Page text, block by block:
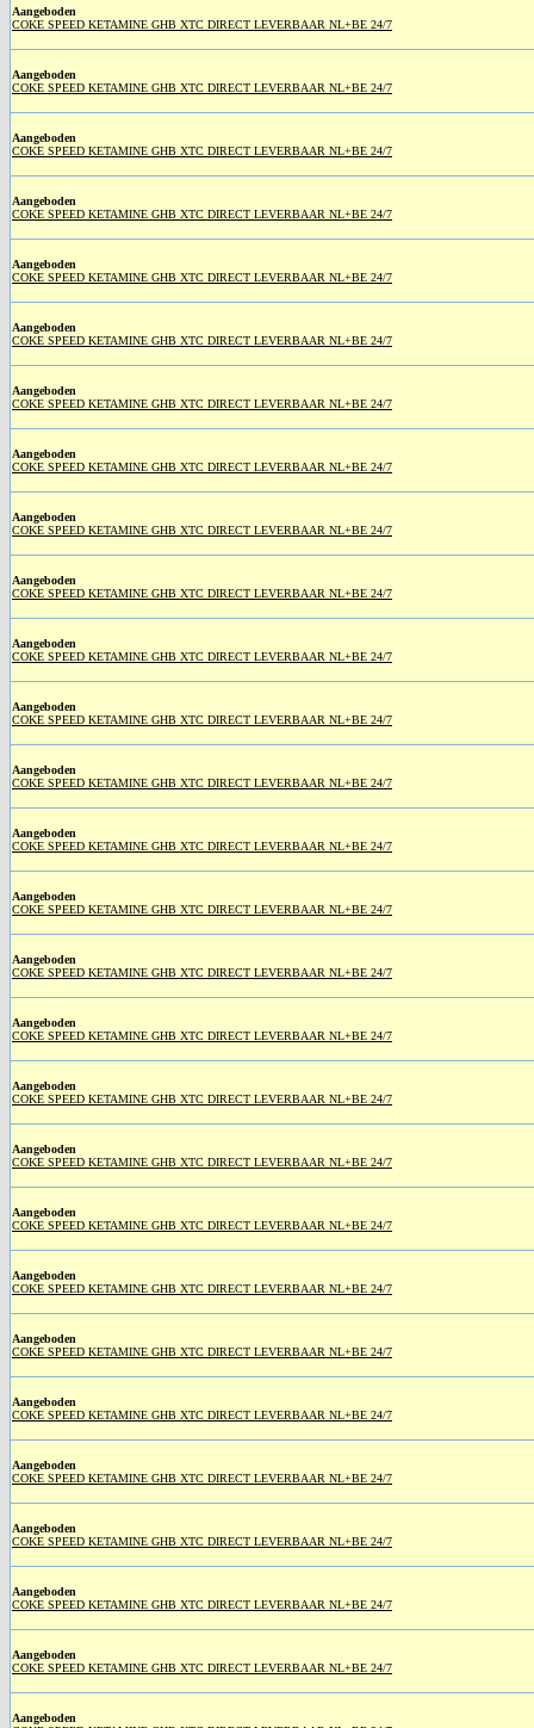
Aangeboden
COKE SPEED KETAMINE GHB XTC DIRECT LEVERBAAR NL+BE 24/7
Aangeboden
COKE SPEED KETAMINE GHB XTC DIRECT LEVERBAAR NL+BE 24/7
Aangeboden
COKE SPEED KETAMINE GHB XTC DIRECT LEVERBAAR NL+BE 24/7
Aangeboden
COKE SPEED KETAMINE GHB XTC DIRECT LEVERBAAR NL+BE 24/7
Aangeboden
COKE SPEED KETAMINE GHB XTC DIRECT LEVERBAAR NL+BE 24/7
Aangeboden
COKE SPEED KETAMINE GHB XTC DIRECT LEVERBAAR NL+BE 24/7
Aangeboden
COKE SPEED KETAMINE GHB XTC DIRECT LEVERBAAR NL+BE 24/7
Aangeboden
COKE SPEED KETAMINE GHB XTC DIRECT LEVERBAAR NL+BE 24/7
Aangeboden
COKE SPEED KETAMINE GHB XTC DIRECT LEVERBAAR NL+BE 24/7
Aangeboden
COKE SPEED KETAMINE GHB XTC DIRECT LEVERBAAR NL+BE 24/7
Aangeboden
COKE SPEED KETAMINE GHB XTC DIRECT LEVERBAAR NL+BE 24/7
Aangeboden
COKE SPEED KETAMINE GHB XTC DIRECT LEVERBAAR NL+BE 24/7
Aangeboden
COKE SPEED KETAMINE GHB XTC DIRECT LEVERBAAR NL+BE 24/7
Aangeboden
COKE SPEED KETAMINE GHB XTC DIRECT LEVERBAAR NL+BE 24/7
Aangeboden
COKE SPEED KETAMINE GHB XTC DIRECT LEVERBAAR NL+BE 24/7
Aangeboden
COKE SPEED KETAMINE GHB XTC DIRECT LEVERBAAR NL+BE 24/7
Aangeboden
COKE SPEED KETAMINE GHB XTC DIRECT LEVERBAAR NL+BE 24/7
Aangeboden
COKE SPEED KETAMINE GHB XTC DIRECT LEVERBAAR NL+BE 24/7
Aangeboden
COKE SPEED KETAMINE GHB XTC DIRECT LEVERBAAR NL+BE 24/7
Aangeboden
COKE SPEED KETAMINE GHB XTC DIRECT LEVERBAAR NL+BE 24/7
Aangeboden
COKE SPEED KETAMINE GHB XTC DIRECT LEVERBAAR NL+BE 24/7
Aangeboden
COKE SPEED KETAMINE GHB XTC DIRECT LEVERBAAR NL+BE 24/7
Aangeboden
COKE SPEED KETAMINE GHB XTC DIRECT LEVERBAAR NL+BE 24/7
Aangeboden
COKE SPEED KETAMINE GHB XTC DIRECT LEVERBAAR NL+BE 24/7
Aangeboden
COKE SPEED KETAMINE GHB XTC DIRECT LEVERBAAR NL+BE 24/7
Aangeboden
COKE SPEED KETAMINE GHB XTC DIRECT LEVERBAAR NL+BE 24/7
Aangeboden
COKE SPEED KETAMINE GHB XTC DIRECT LEVERBAAR NL+BE 24/7
Aangeboden